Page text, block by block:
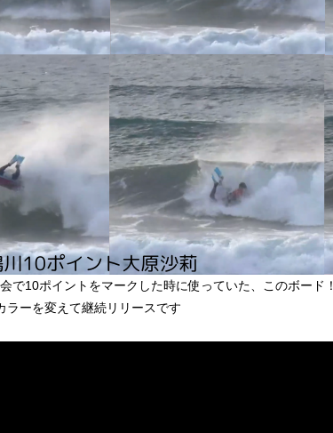
で10ポイントをマークした時に使っていた、このボード！
ラーを変えて継続リリースです